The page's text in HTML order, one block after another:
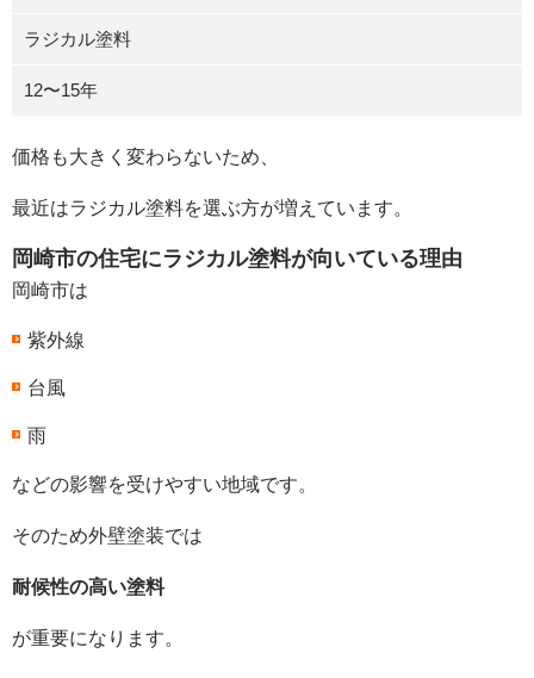
ラジカル塗料
12〜15年
価格も大きく変わらないため、
最近はラジカル塗料を選ぶ方が増えています。
岡崎市の住宅にラジカル塗料が向いている理由
岡崎市は
紫外線
台風
雨
などの影響を受けやすい地域です。
そのため外壁塗装では
耐候性の高い塗料
が重要になります。